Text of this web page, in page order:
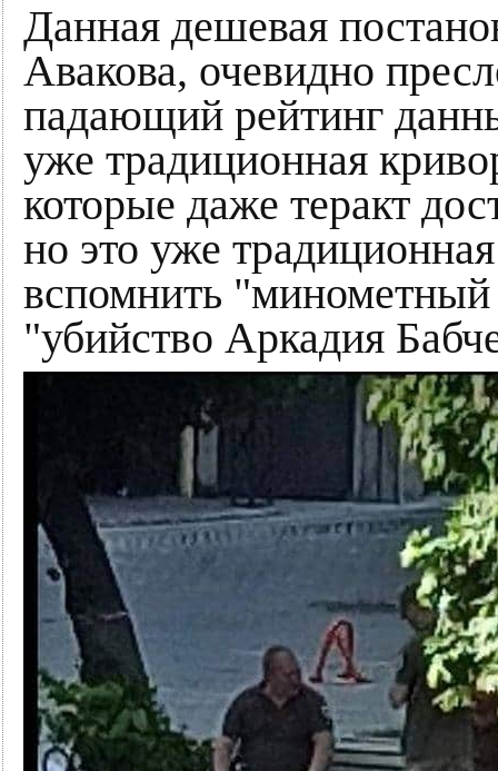
Данная дешевая
Авакова, очевидно
падающий рейтинг
уже традиционная
которые даже теракт
но это уже
вспомнить "минометный
"убийство Аркадия